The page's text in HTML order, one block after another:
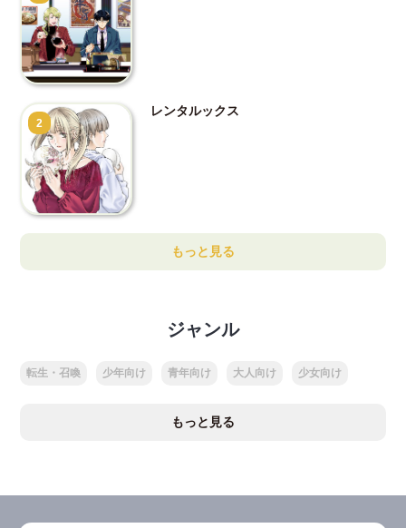
2
レンタルックス
もっと見る
ジャンル
転生・召喚 少年向け 青年向け 大人向け 少女向け
もっと見る